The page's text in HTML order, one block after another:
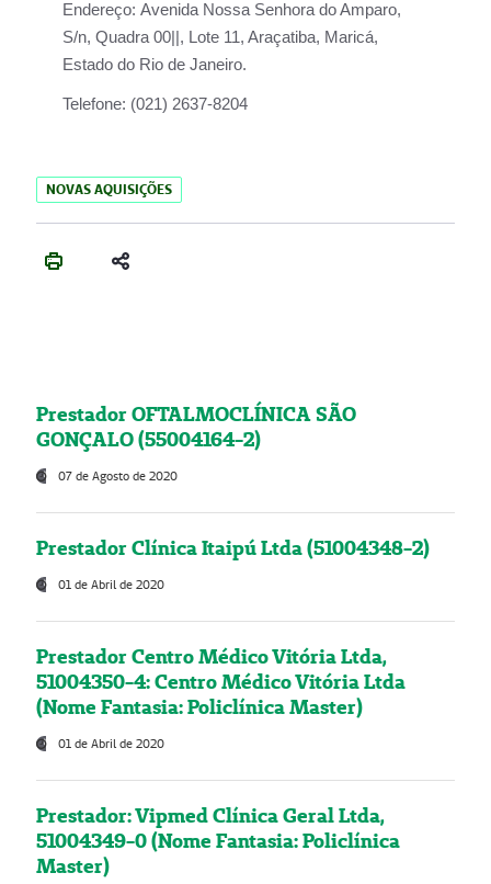
Endereço: Avenida Nossa Senhora do Amparo,
S/n, Quadra 00||, Lote 11, Araçatiba, Maricá,
Estado do Rio de Janeiro.
Telefone: (021) 2637-8204
NOVAS AQUISIÇÕES
Prestador OFTALMOCLÍNICA SÃO
GONÇALO (55004164-2)
07 de Agosto de 2020
Prestador Clínica Itaipú Ltda (51004348-2)
01 de Abril de 2020
Prestador Centro Médico Vitória Ltda,
51004350-4: Centro Médico Vitória Ltda
(Nome Fantasia: Policlínica Master)
01 de Abril de 2020
Prestador: Vipmed Clínica Geral Ltda,
51004349-0 (Nome Fantasia: Policlínica
Master)